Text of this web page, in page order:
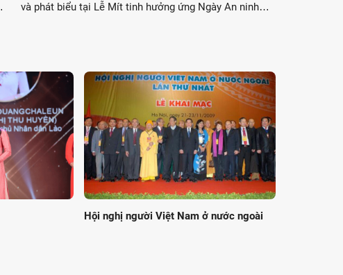
và phát biểu tại Lễ Mít tinh hưởng ứng Ngày An ninh
Hội nghị người Việt Nam ở nước ngoài